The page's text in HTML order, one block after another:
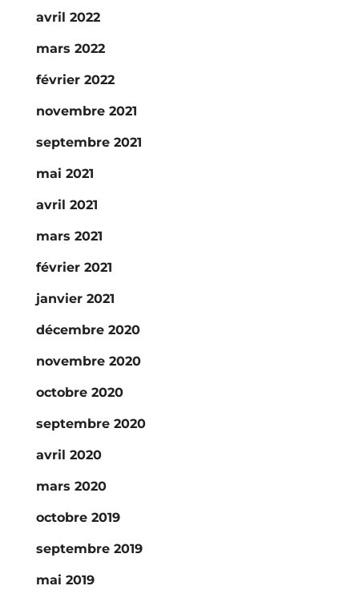
avril 2022
mars 2022
février 2022
novembre 2021
septembre 2021
mai 2021
avril 2021
mars 2021
février 2021
janvier 2021
décembre 2020
novembre 2020
octobre 2020
septembre 2020
avril 2020
mars 2020
octobre 2019
septembre 2019
mai 2019